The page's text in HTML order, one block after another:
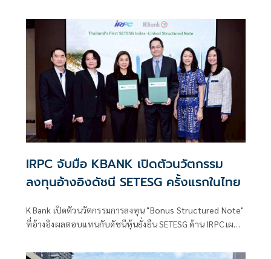
ร่วมทายผลทีมแชมป์โลกผ่านไปรษณียบัตรและโปสต์การ์ด
ออนไลน์บนแอปพลิเคชัน Prompt Post และแอปพลิเคชันเป๋า
ตัง เพื่อชิงรางวัลรวมมูลค่ากว่า 12 ล้านบาท ตั้งแต่วันนี้ – 19
กรกฎาคม 2569
IRPC จับมือ KBANK เปิดตัวนวัตกรรม
ลงทุนอ้างอิงดัชนี SETESG ครั้งแรกในไทย
K Bank เปิดตัวนวัตกรรมการลงทุน "Bonus Structured Note"
ที่อ้างอิงผลตอบแทนกับดัชนีหุ้นยั่งยืน SETESG ด้าน IRPC เผย
สะท้อนความร่วมมือระหว่างภาคการเงินและภาคอุตสาหกรรม